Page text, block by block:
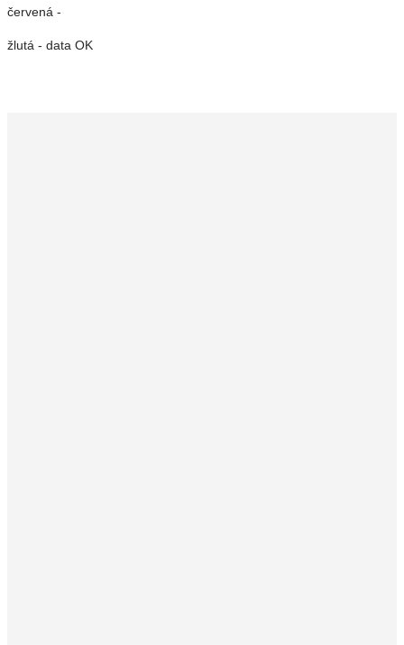
červená -
žlutá - data OK